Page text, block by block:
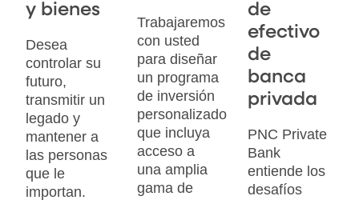
y bienes
Desea
controlar su
futuro,
transmitir un
legado y
mantener a
las personas
que le
importan.
Trabajaremos
con usted
para diseñar
un programa
de inversión
personalizado
que incluya
acceso a
una amplia
gama de
de
efectivo
de
banca
privada
PNC Private
Bank
entiende los
desafíos